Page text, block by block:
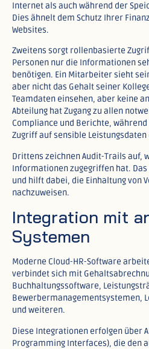
Internet als auch während der
Dies ähnelt dem Schutz Ihrer
Websites.​
Zweitens sorgt rollenbasierte
Personen nur die Informationen
benötigen. Ein Mitarbeiter sieht
aber nicht das Gehalt seiner
Teamdaten einsehen, aber keine
Abteilung hat Zugang zu allen
Compliance und Berichte,
Zugriff auf sensible
Drittens zeichnen Audit-Trails auf,
Informationen zugegriffen hat.
und hilft dabei, die Einhaltung von
nachzuweisen.​
Integration mit
Systemen
Moderne Cloud-HR-Software
verbindet sich mit
Buchhaltungssoftware,
Bewerbermanagementsystemen,
und weiteren.​
Diese Integrationen erfolgen über
Programming Interfaces), die den